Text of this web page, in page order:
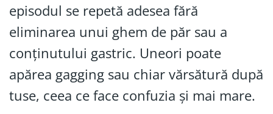
episodul se repetă adesea fără
eliminarea unui ghem de păr sau a
conținutului gastric. Uneori poate
apărea gagging sau chiar vărsătură după
tuse, ceea ce face confuzia și mai mare.